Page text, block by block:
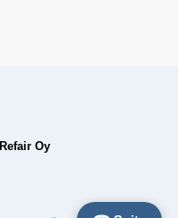
Refair Oy